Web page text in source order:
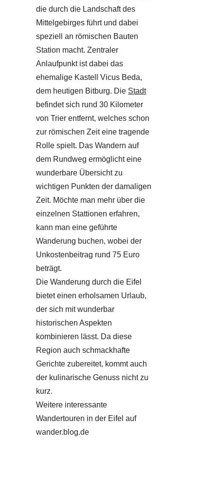
die durch die Landschaft des
Mittelgebirges führt und dabei
speziell an römischen Bauten
Station macht. Zentraler
Anlaufpunkt ist dabei das
ehemalige Kastell Vicus Beda,
dem heutigen Bitburg. Die Stadt
befindet sich rund 30 Kilometer
von Trier entfernt, welches schon
zur römischen Zeit eine tragende
Rolle spielt. Das Wandern auf
dem Rundweg ermöglicht eine
wunderbare Übersicht zu
wichtigen Punkten der damaligen
Zeit. Möchte man mehr über die
einzelnen Stattionen erfahren,
kann man eine geführte
Wanderung buchen, wobei der
Unkostenbeitrag rund 75 Euro
beträgt.
Die Wanderung durch die Eifel
bietet einen erholsamen Urlaub,
der sich mit wunderbar
historischen Aspekten
kombinieren lässt. Da diese
Region auch schmackhafte
Gerichte zubereitet, kommt auch
der kulinarische Genuss nicht zu
kurz.
Weitere interessante
Wandertouren in der Eifel auf
wander.blog.de